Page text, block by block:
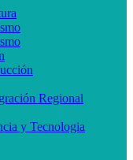
Regional
y Tecnologia